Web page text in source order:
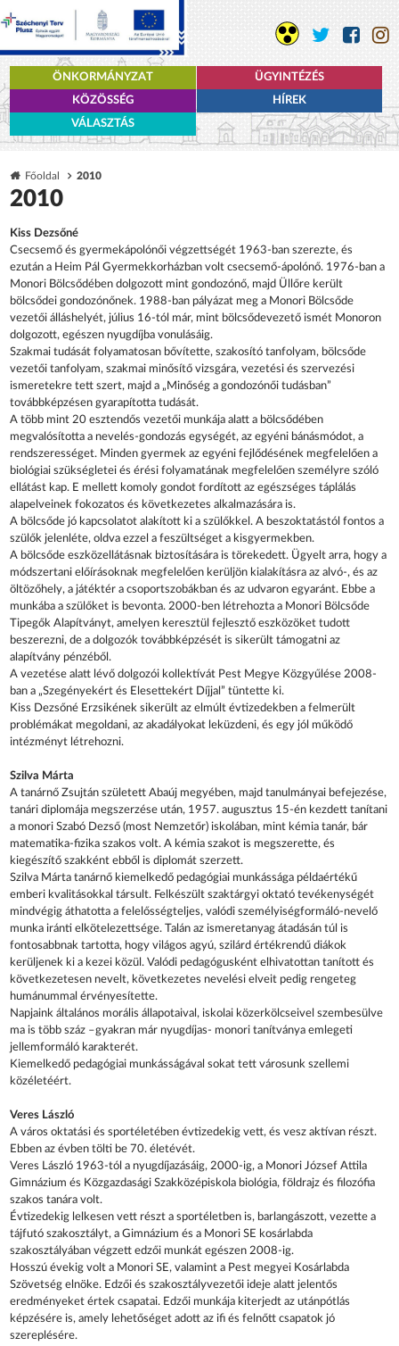
ÖNKORMÁNYZAT
ÜGYINTÉZÉS
KÖZÖSSÉG
HÍREK
VÁLASZTÁS
Főoldal 2010
2010
Kiss Dezsőné
Csecsemő és gyermekápolónői végzettségét 1963-ban szerezte, és
ezután a Heim Pál Gyermekkorházban volt csecsemő-ápolónő. 1976-ban a
Monori Bölcsődében dolgozott mint gondozónő, majd Üllőre került
bölcsődei gondozónőnek. 1988-ban pályázat meg a Monori Bölcsőde
vezetői álláshelyét, július 16-tól már, mint bölcsődevezető ismét Monoron
dolgozott, egészen nyugdíjba vonulásáig.
Szakmai tudását folyamatosan bővítette, szakosító tanfolyam, bölcsőde
vezetői tanfolyam, szakmai minősítő vizsgára, vezetési és szervezési
ismeretekre tett szert, majd a „Minőség a gondozónői tudásban”
továbbképzésen gyarapította tudását.
A több mint 20 esztendős vezetői munkája alatt a bölcsődében
megvalósította a nevelés-gondozás egységét, az egyéni bánásmódot, a
rendszerességet. Minden gyermek az egyéni fejlődésének megfelelően a
biológiai szükségletei és érési folyamatának megfelelően személyre szóló
ellátást kap. E mellett komoly gondot fordított az egészséges táplálás
alapelveinek fokozatos és következetes alkalmazására is.
A bölcsőde jó kapcsolatot alakított ki a szülőkkel. A beszoktatástól fontos a
szülők jelenléte, oldva ezzel a feszültséget a kisgyermekben.
A bölcsőde eszközellátásnak biztosítására is törekedett. Ügyelt arra, hogy a
módszertani előírásoknak megfelelően kerüljön kialakításra az alvó-, és az
öltözőhely, a játéktér a csoportszobákban és az udvaron egyaránt. Ebbe a
munkába a szülőket is bevonta. 2000-ben létrehozta a Monori Bölcsőde
Tipegők Alapítványt, amelyen keresztül fejlesztő eszközöket tudott
beszerezni, de a dolgozók továbbképzését is sikerült támogatni az
alapítvány pénzéből.
A vezetése alatt lévő dolgozói kollektívát Pest Megye Közgyűlése 2008-
ban a „Szegényekért és Elesettekért Díjjal” tüntette ki.
Kiss Dezsőné Erzsikének sikerült az elmúlt évtizedekben a felmerült
problémákat megoldani, az akadályokat leküzdeni, és egy jól működő
intézményt létrehozni.
Szilva Márta
A tanárnő Zsujtán született Abaúj megyében, majd tanulmányai befejezése,
tanári diplomája megszerzése után, 1957. augusztus 15-én kezdett tanítani
a monori Szabó Dezső (most Nemzetőr) iskolában, mint kémia tanár, bár
matematika-fizika szakos volt. A kémia szakot is megszerette, és
kiegészítő szakként ebből is diplomát szerzett.
Szilva Márta tanárnő kiemelkedő pedagógiai munkássága példaértékű
emberi kvalitásokkal társult. Felkészült szaktárgyi oktató tevékenységét
mindvégig áthatotta a felelősségteljes, valódi személyiségformáló-nevelő
munka iránti elkötelezettsége. Talán az ismeretanyag átadásán túl is
fontosabbnak tartotta, hogy világos agyú, szilárd értékrendű diákok
kerüljenek ki a kezei közül. Valódi pedagógusként elhivatottan tanított és
következetesen nevelt, következetes nevelési elveit pedig rengeteg
humánummal érvényesítette.
Napjaink általános morális állapotaival, iskolai közerkölcseivel szembesülve
ma is több száz –gyakran már nyugdíjas- monori tanítványa emlegeti
jellemformáló karakterét.
Kiemelkedő pedagógiai munkásságával sokat tett városunk szellemi
közéletéért.
Veres László
A város oktatási és sportéletében évtizedekig vett, és vesz aktívan részt.
Ebben az évben tölti be 70. életévét.
Veres László 1963-tól a nyugdíjazásáig, 2000-ig, a Monori József Attila
Gimnázium és Közgazdasági Szakközépiskola biológia, földrajz és filozófia
szakos tanára volt.
Évtizedekig lelkesen vett részt a sportéletben is, barlangászott, vezette a
tájfutó szakosztályt, a Gimnázium és a Monori SE kosárlabda
szakosztályában végzett edzői munkát egészen 2008-ig.
Hosszú évekig volt a Monori SE, valamint a Pest megyei Kosárlabda
Szövetség elnöke. Edzői és szakosztályvezetői ideje alatt jelentős
eredményeket értek csapatai. Edzői munkája kiterjedt az utánpótlás
képzésére is, amely lehetőséget adott az ifi és felnőtt csapatok jó
szereplésére.